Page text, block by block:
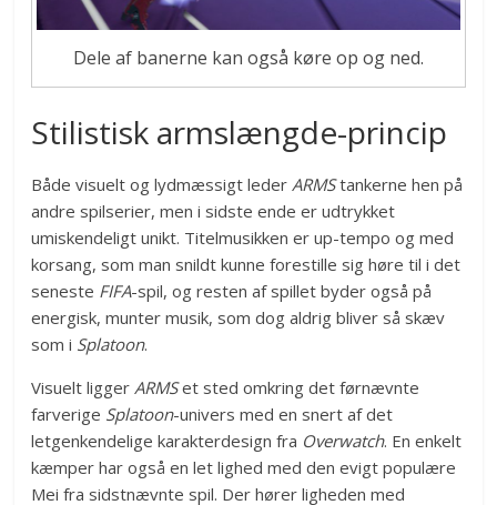
Dele af banerne kan også køre op og ned.
Stilistisk armslængde-princip
Både visuelt og lydmæssigt lederARMStankerne hen på
andre spilserier, men i sidste ende er udtrykket
umiskendeligt unikt. Titelmusikken er up-tempo og med
korsang, som man snildt kunne forestille sig høre til i det
seneste FIFA-spil, og resten af spillet byder også på
energisk, munter musik, som dog aldrig bliver så skæv
som i Splatoon.
Visuelt liggerARMSet sted omkring det førnævnte
farverige Splatoon-univers med en snert af det
letgenkendelige karakterdesign fra Overwatch. En enkelt
kæmper har også en let lighed med den evigt populære
Mei fra sidstnævnte spil. Der hører ligheden med